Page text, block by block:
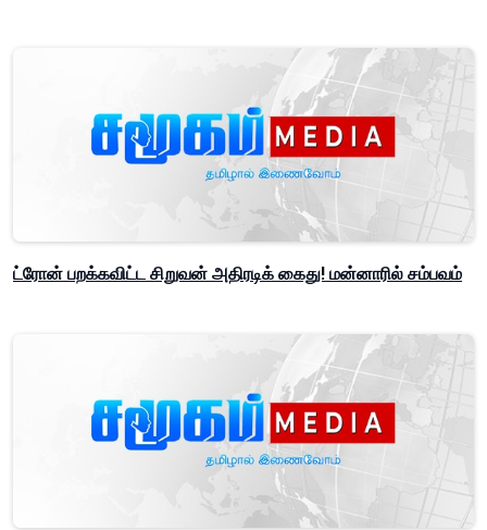
ட்ரோன் பறக்கவிட்ட சிறுவன் அதிரடிக் கைது! மன்னாரில் சம்பவம்